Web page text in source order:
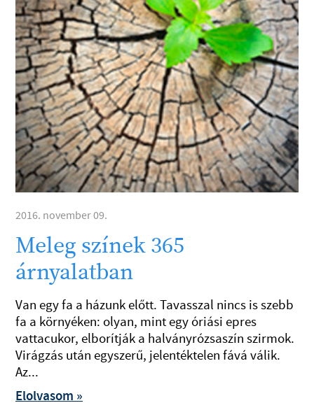
2016. november 09.
Meleg színek 365
árnyalatban
Van egy fa a házunk előtt. Tavasszal nincs is szebb
fa a környéken: olyan, mint egy óriási epres
vattacukor, elborítják a halványrózsaszín szirmok.
Virágzás után egyszerű, jelentéktelen fává válik.
Az...
Elolvasom »